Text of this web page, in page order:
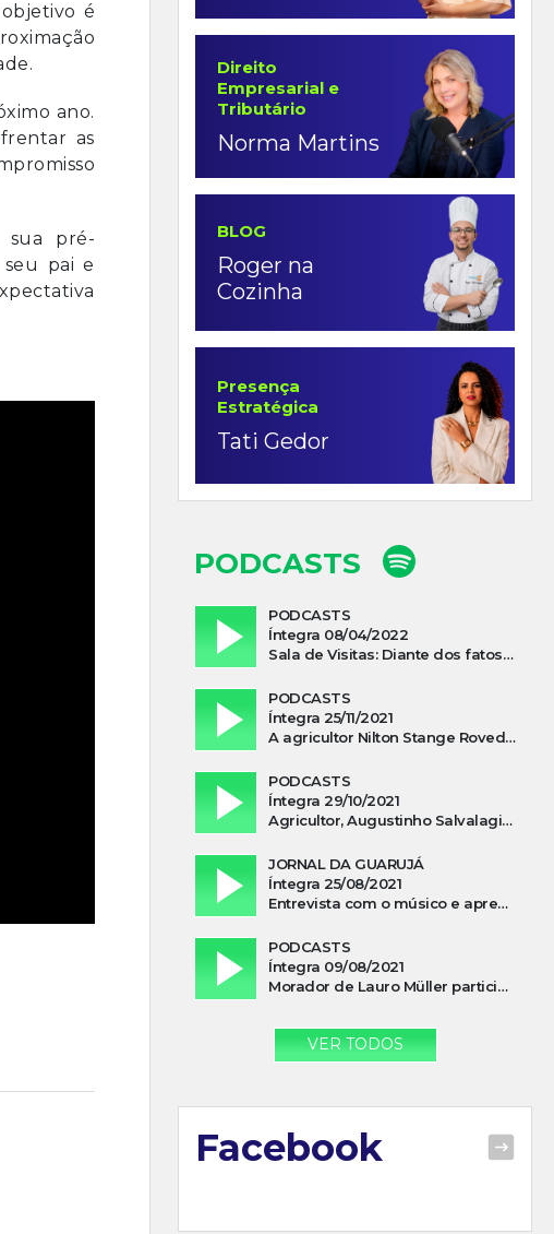
é
ano.
as
sua pré-
pai e
Direito
Empresarial e
Tributário
Norma Martins
BLOG
Roger na
Cozinha
Presença
Estratégica
Tati Gedor
PODCASTS
PODCASTS
Íntegra 08/04/2022
Sala de Visitas: Diante dos fatos que influenciam a economia o que podemos esperar de 2022
PODCASTS
Íntegra 25/11/2021
A agricultor Nilton Stange Roveda, afirma ter recebido ajuda espiritual durante acidente
PODCASTS
Íntegra 29/10/2021
Agricultor, Augustinho Salvalagio, relata sobre aparição do Cavaleiro Negro no Rio das Furnas
JORNAL DA GUARUJÁ
Íntegra 25/08/2021
Entrevista com o músico e apresentador, Lismael Ferrareis, no Cidade e Campo
PODCASTS
Íntegra 09/08/2021
Morador de Lauro Müller participa de motociata em apoio a Bolsonaro
VER TODOS
Facebook